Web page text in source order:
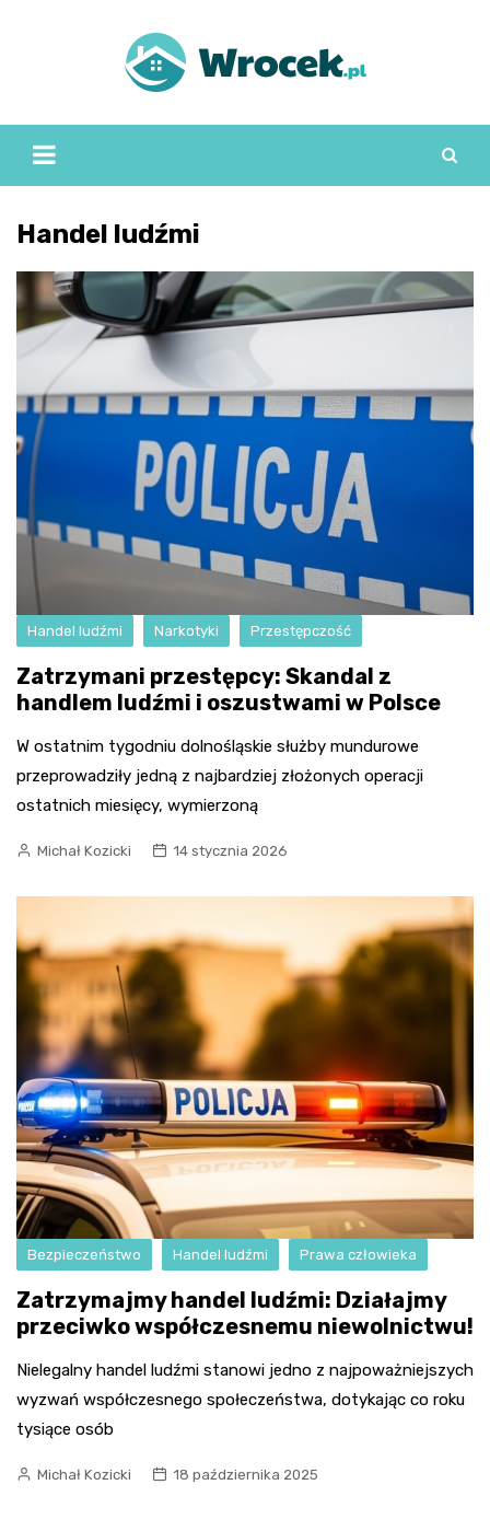
Handel ludźmi
Handel ludźmi Narkotyki Przestępczość
Zatrzymani przestępcy: Skandal z
handlem ludźmi i oszustwami w Polsce
W ostatnim tygodniu dolnośląskie służby mundurowe
przeprowadziły jedną z najbardziej złożonych operacji
ostatnich miesięcy, wymierzoną
Michał Kozicki 14 stycznia 2026
Bezpieczeństwo Handel ludźmi Prawa człowieka
Zatrzymajmy handel ludźmi: Działajmy
przeciwko współczesnemu niewolnictwu!
Nielegalny handel ludźmi stanowi jedno z najpoważniejszych
wyzwań współczesnego społeczeństwa, dotykając co roku
tysiące osób
Michał Kozicki 18 października 2025